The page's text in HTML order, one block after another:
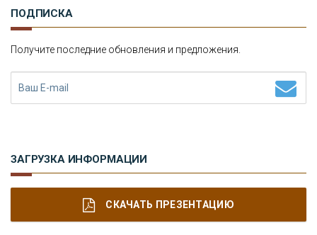
ПОДПИСКА
Получите последние обновления и предложения.
ЗАГРУЗКА ИНФОРМАЦИИ
СКАЧАТЬ ПРЕЗЕНТАЦИЮ